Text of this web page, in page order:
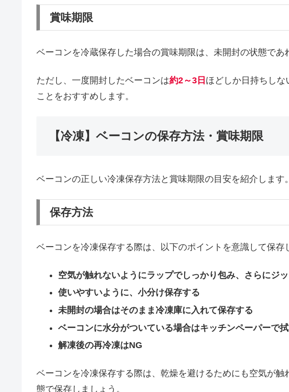
賞味期限
ベーコンを冷蔵保存した場合の賞味期限は、未開封の状態であ
ただし、一度開封したベーコンは約2～3日 ほどしか日持ちしな
ことをおすすめします。
【冷凍】ベーコンの保存方法・賞味期限
ベーコンの正しい冷凍保存方法と賞味期限の目安を紹介します。
保存方法
ベーコンを冷凍保存する際は、以下のポイントを意識して保存
空気が触れないようにラップでしっかり包み、さらにジ
使いやすいように、小分け保存する
未開封の場合はそのまま冷凍庫に入れて保存する
ベーコンに水分がついている場合はキッチンペーパーで
解凍後の再冷凍はNG
ベーコンを冷凍保存する際は、乾燥を避けるためにも空気が
態で保存しましょう。